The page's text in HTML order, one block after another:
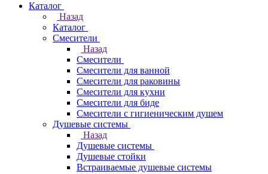
Каталог
Назад
Каталог
Смесители
Назад
Смесители
Смесители для ванной
Смесители для раковины
Смесители для кухни
Смесители для биде
Смесители с гигиеническим душем
Душевые системы
Назад
Душевые системы
Душевые стойки
Встраиваемые душевые системы